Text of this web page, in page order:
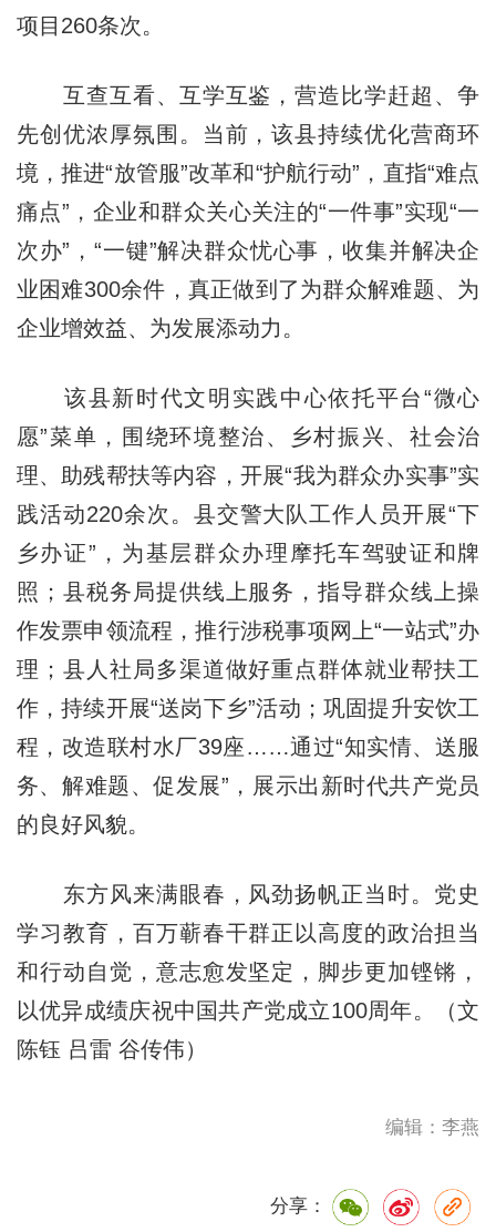
项目260条次。
互查互看、互学互鉴，营造比学赶超、争
先创优浓厚氛围。当前，该县持续优化营商环
境，推进“放管服”改革和“护航行动”，直指“难点
痛点”，企业和群众关心关注的“一件事”实现“一
次办”，“一键”解决群众忧心事，收集并解决企
业困难300余件，真正做到了为群众解难题、为
企业增效益、为发展添动力。
该县新时代文明实践中心依托平台“微心
愿”菜单，围绕环境整治、乡村振兴、社会治
理、助残帮扶等内容，开展“我为群众办实事”实
践活动220余次。县交警大队工作人员开展“下
乡办证”，为基层群众办理摩托车驾驶证和牌
照；县税务局提供线上服务，指导群众线上操
作发票申领流程，推行涉税事项网上“一站式”办
理；县人社局多渠道做好重点群体就业帮扶工
作，持续开展“送岗下乡”活动；巩固提升安饮工
程，改造联村水厂39座……通过“知实情、送服
务、解难题、促发展”，展示出新时代共产党员
的良好风貌。
东方风来满眼春，风劲扬帆正当时。党史
学习教育，百万蕲春干群正以高度的政治担当
和行动自觉，意志愈发坚定，脚步更加铿锵，
以优异成绩庆祝中国共产党成立100周年。（文
陈钰 吕雷 谷传伟）
编辑：李燕
分享：